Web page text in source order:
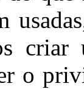
criar
o